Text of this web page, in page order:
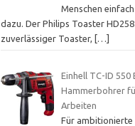
Menschen
dazu. Der Philips Toaster
zuverlässiger Toaster,
[…]
Einhell TC-ID 550
Hammerbohrer
Arbeiten
Für ambitionierte